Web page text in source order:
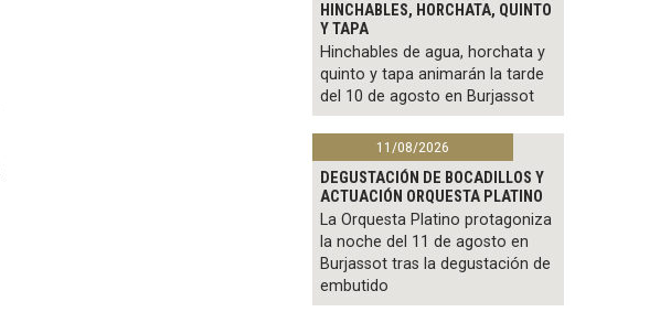
HINCHABLES, HORCHATA, QUINTO
Y TAPA
Hinchables de agua, horchata y
quinto y tapa animarán la tarde
del 10 de agosto en Burjassot
11/08/2026
DEGUSTACIÓN DE BOCADILLOS Y
ACTUACIÓN ORQUESTA PLATINO
La Orquesta Platino protagoniza
la noche del 11 de agosto en
Burjassot tras la degustación de
embutido